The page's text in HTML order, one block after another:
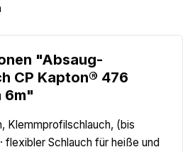
"Absaug-
CP Kapton® 476
6m"
Klemmprofilschlauch, (bis
flexibler Schlauch für heiße und